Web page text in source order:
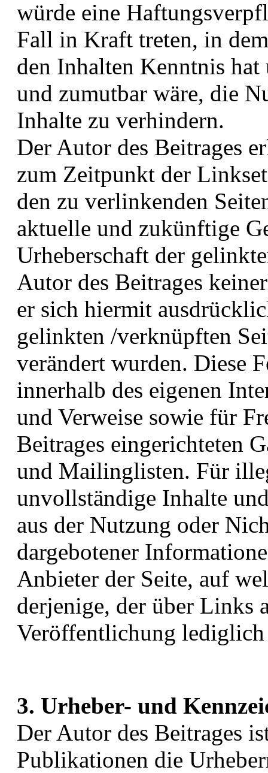
würde eine
Fall in Kraft treten, in
den Inhalten Kenntnis
und zumutbar wäre, die
Inhalte zu verhindern.
Der Autor des Beitrages
zum Zeitpunkt der
den zu verlinkenden
aktuelle und zukünftige
Urheberschaft der
Autor des Beitrages
er sich hiermit
gelinkten /verknüpften
verändert wurden. Diese
innerhalb des eigenen
und Verweise sowie für
Beitrages eingerichteten
und Mailinglisten. Für
unvollständige Inhalte
aus der Nutzung oder
dargebotener
Anbieter der Seite, auf
derjenige, der über Links
Veröffentlichung
3. Urheber- und
Der Autor des Beitrages
Publikationen die